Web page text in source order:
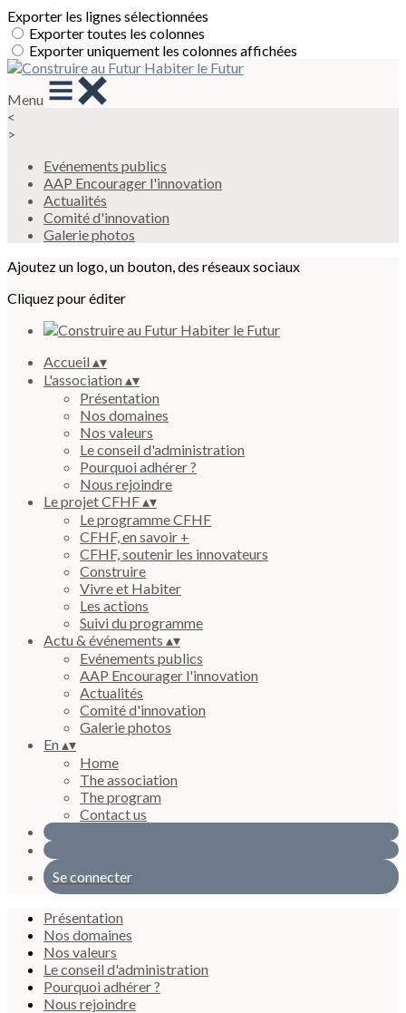
Exporter les lignes sélectionnées
Exporter toutes les colonnes
Exporter uniquement les colonnes affichées
Menu
<
>
Evénements publics
AAP Encourager l'innovation
Actualités
Comité d'innovation
Galerie photos
Ajoutez un logo, un bouton, des réseaux sociaux
Cliquez pour éditer
Accueil▴▾
L'association▴▾
Présentation
Nos domaines
Nos valeurs
Le conseil d'administration
Pourquoi adhérer ?
Nous rejoindre
Le projet CFHF▴▾
Le programme CFHF
CFHF, en savoir +
CFHF, soutenir les innovateurs
Construire
Vivre et Habiter
Les actions
Suivi du programme
Actu & événements ▴▾
Evénements publics
AAP Encourager l'innovation
Actualités
Comité d'innovation
Galerie photos
En▴▾
Home
The association
The program
Contact us
Se connecter
Présentation
Nos domaines
Nos valeurs
Le conseil d'administration
Pourquoi adhérer ?
Nous rejoindre